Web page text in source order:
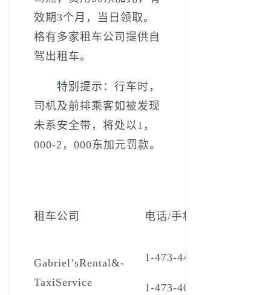
效期3个月，当日领取。
格有多家租车公司提供自
驾出租车。
特别提示：行车时，
司机及前排乘客如被发现
未系安全带，将处以1，
000-2，000东加元罚款。
租车公司 电话/手机
Gabriel’s­Rental&­
Taxi­Service
1-473-443-2304
1-473-407-0289（手机）